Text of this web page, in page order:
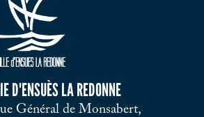
D'ENSUÈS LA REDONNE
Général de Monsabert,